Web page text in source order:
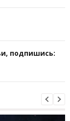
подпишись: